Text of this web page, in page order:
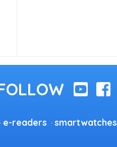
e-readers smartwatches